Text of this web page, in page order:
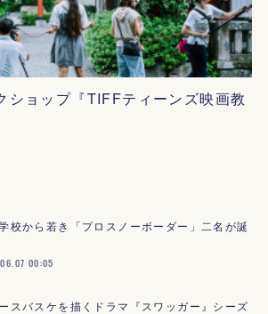
ショップ『TIFFティーンズ映画教
校から若き「プロスノーボーダー」二名が誕
00:05
スバスケを描くドラマ『スワッガー』シーズ